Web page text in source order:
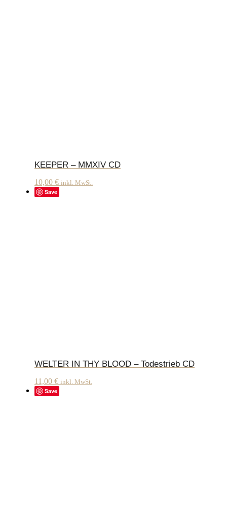
KEEPER – MMXIV CD
10,00 € inkl. MwSt.
Save
WELTER IN THY BLOOD – Todestrieb CD
11,00 € inkl. MwSt.
Save